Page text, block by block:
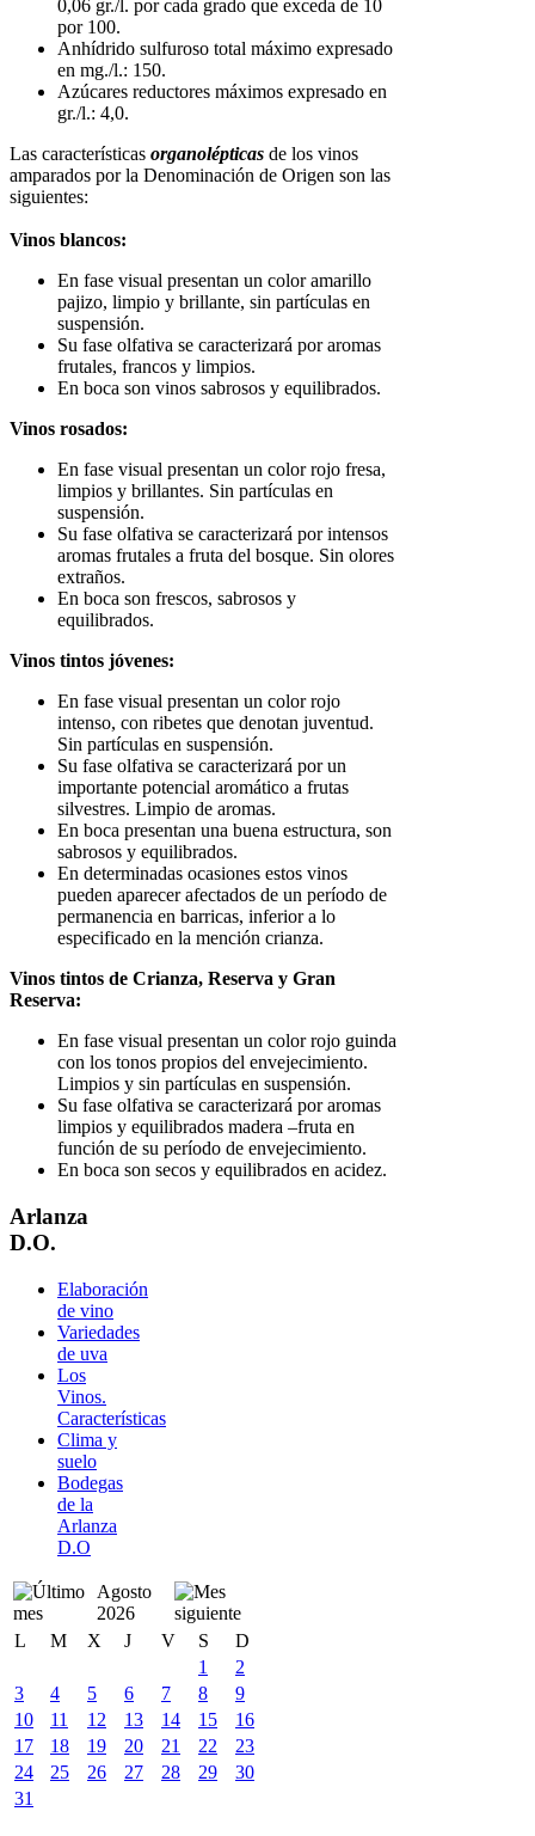
0,06 gr./l. por cada grado que exceda de 10
por 100.
Anhídrido sulfuroso total máximo expresado
en mg./l.: 150.
Azúcares reductores máximos expresado en
gr./l.: 4,0.
Las características organolépticas de los vinos
amparados por la Denominación de Origen son las
siguientes:
Vinos blancos:
En fase visual presentan un color amarillo
pajizo, limpio y brillante, sin partículas en
suspensión.
Su fase olfativa se caracterizará por aromas
frutales, francos y limpios.
En boca son vinos sabrosos y equilibrados.
Vinos rosados:
En fase visual presentan un color rojo fresa,
limpios y brillantes. Sin partículas en
suspensión.
Su fase olfativa se caracterizará por intensos
aromas frutales a fruta del bosque. Sin olores
extraños.
En boca son frescos, sabrosos y
equilibrados.
Vinos tintos jóvenes:
En fase visual presentan un color rojo
intenso, con ribetes que denotan juventud.
Sin partículas en suspensión.
Su fase olfativa se caracterizará por un
importante potencial aromático a frutas
silvestres. Limpio de aromas.
En boca presentan una buena estructura, son
sabrosos y equilibrados.
En determinadas ocasiones estos vinos
pueden aparecer afectados de un período de
permanencia en barricas, inferior a lo
especificado en la mención crianza.
Vinos tintos de Crianza, Reserva y Gran
Reserva:
En fase visual presentan un color rojo guinda
con los tonos propios del envejecimiento.
Limpios y sin partículas en suspensión.
Su fase olfativa se caracterizará por aromas
limpios y equilibrados madera –fruta en
función de su período de envejecimiento.
En boca son secos y equilibrados en acidez.
Arlanza
D.O.
Elaboración
de vino
Variedades
de uva
Los
Vinos.
Características
Clima y
suelo
Bodegas
de la
Arlanza
D.O
Agosto
2026
L
M X J V S
D
1
2
3
4 5 6 7 8
9
10
11 12 13 14 15
16
17
18 19 20 21 22
23
24
25 26 27 28 29
30
31